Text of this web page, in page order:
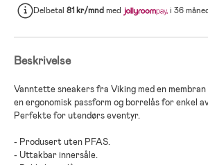
Delbetal 81 kr/mndmed i 36
Beskrivelse
Vanntette sneakers fra Viking med en
en ergonomisk passform og borrelås for enkel
Perfekte for utendørs eventyr.
- Produsert uten PFAS.
- Uttakbar innersåle.